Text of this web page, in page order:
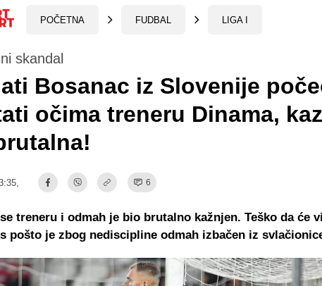
POČETNA FUDBAL LIGA I
skandal
Bosanac iz Slovenije
očima treneru Dinama,
6
treneru i odmah je bio brutalno kažnjen. Teško da će
pošto je zbog nediscipline odmah izbačen iz